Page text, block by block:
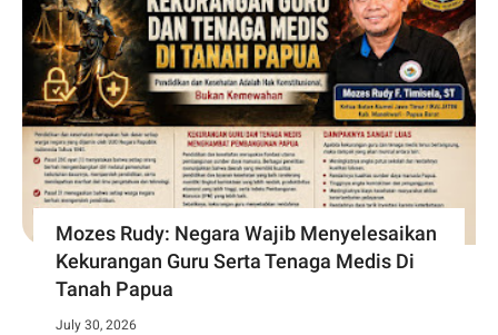
Mozes Rudy: Negara Wajib Menyelesaikan
Kekurangan Guru Serta Tenaga Medis Di
Tanah Papua
July 30, 2026